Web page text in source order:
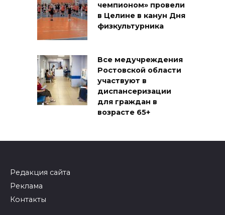
чемпионом» провели
в Целине в канун Дня
физкультурника
Все медучреждения
Ростовской области
участвуют в
диспансеризации
для граждан в
возрасте 65+
Редакция сайта
Реклама
Контакты